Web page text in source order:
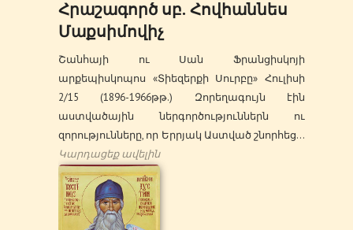
Հրաշագործ սբ. Հովհաննես
Մաքսիմովիչ
Շանհայի ու Սան Ֆրանցիսկոյի
արքեպիսկոպոս «Տիեզերքի Սուրբը» Հուլիսի
2/15 (1896-1966թթ.) Զորեղագույն էին
աստվածային ներգործություններն ու
զորությունները, որ Երրյակ Աստված շնորհեց…
Կարդացեք ավելին